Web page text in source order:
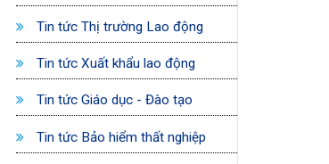
Tin tức Thị trường Lao động
Tin tức Xuất khẩu lao động
Tin tức Giáo dục - Đào tạo
Tin tức Bảo hiểm thất nghiệp